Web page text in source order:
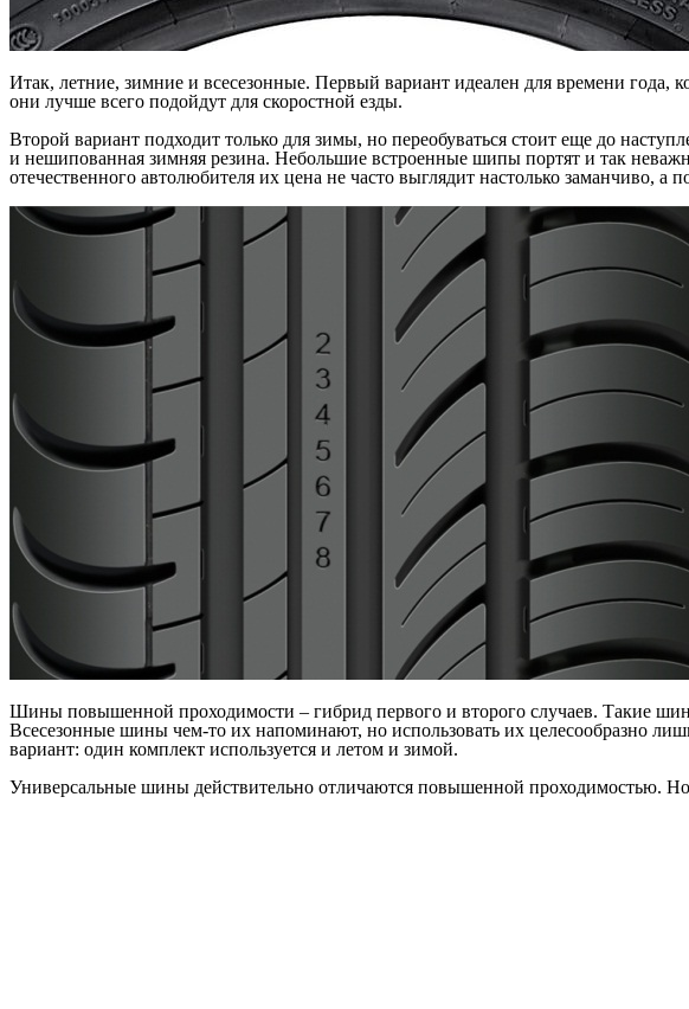
Итак, летние, зимние и всесезонные. Первый вариант идеален для времени года,
они лучше всего подойдут для скоростной езды.
Второй вариант подходит только для зимы, но переобуваться стоит еще до
и нешипованная зимняя резина. Небольшие встроенные шипы портят и так
отечественного автолюбителя их цена не часто выглядит настолько заманчиво, а
Шины повышенной проходимости – гибрид первого и второго случаев. Такие
Всесезонные шины чем-то их напоминают, но использовать их целесообразно
вариант: один комплект используется и летом и зимой.
Универсальные шины действительно отличаются повышенной проходимостью.